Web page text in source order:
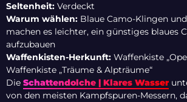
Seltenheit: Verdeckt
Warum wählen: Blaue Camo-Klingen
machen es leichter, ein günstiges blaues
aufzubauen
Waffenkisten-Herkunft: Waffenkiste
Waffenkiste „Träume & Alpträume“
Die Schattendolche | Klares Wasser
von den meisten Kampfspuren-Messern,